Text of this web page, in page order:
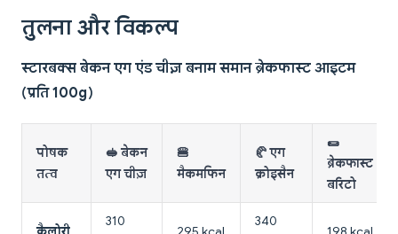
तुलना और विकल्प
स्टारबक्स बेकन एग एंड चीज़ बनाम समान ब्रेकफास्ट आइटम
(प्रति 100g)
पोषक
तत्व
🥪 बेकन
एग चीज़
🍔
मैकमफिन
🥐 एग
क्रोइसैन
🌯
ब्रेकफास्ट
बरिटो
310 340